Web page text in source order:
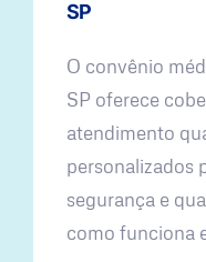
SP
O convênio
SP oferece
atendimento
personalizados
segurança e
como funciona